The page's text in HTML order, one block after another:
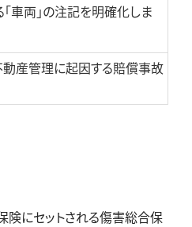
車両」の注記を明確化しま
産管理に起因する賠償事故
にセットされる傷害総合保